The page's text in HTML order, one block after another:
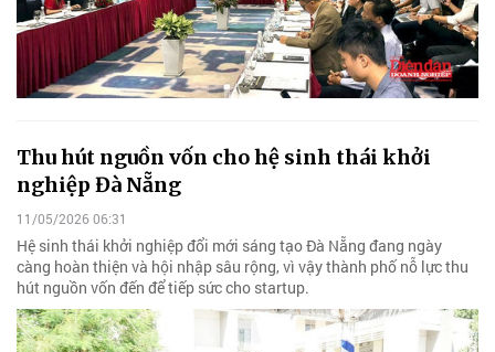
Thu hút nguồn vốn cho hệ sinh thái khởi
nghiệp Đà Nẵng
11/05/2026 06:31
Hệ sinh thái khởi nghiệp đổi mới sáng tạo Đà Nẵng đang ngày
càng hoàn thiện và hội nhập sâu rộng, vì vậy thành phố nỗ lực thu
hút nguồn vốn đến để tiếp sức cho startup.